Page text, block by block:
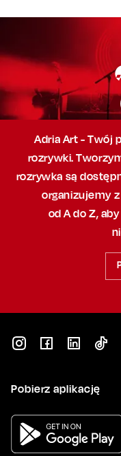
Adria Art - Twój
rozrywki.
rozrywka są
organizujemy
od A do Z, aby
Pobierz aplikację